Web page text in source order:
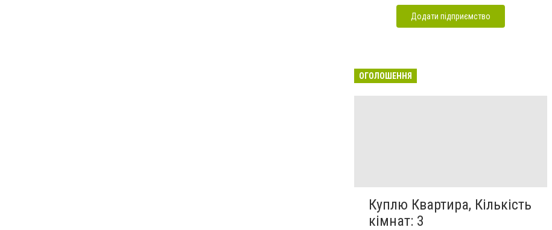
Додати підприємство
ОГОЛОШЕННЯ
Куплю Квартира, Кількість
кімнат: 3